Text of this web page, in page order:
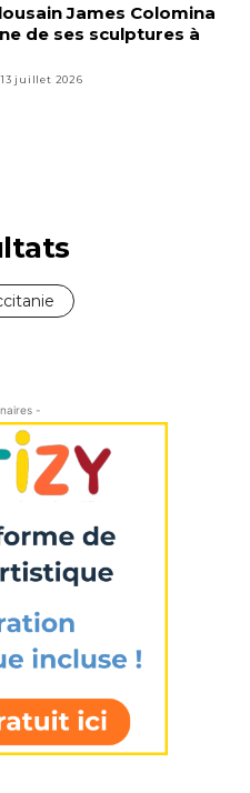
James Colomina
de ses sculptures à
13 juillet 2026
-